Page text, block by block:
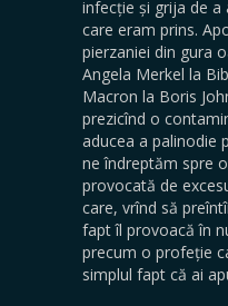
infecție și grija de a
care eram prins.
pierzaniei din gura
Angela Merkel la
Macron la Boris
prezicînd o
aducea a palinodie
ne îndreptăm spre
provocată de
care, vrînd să
fapt îl provoacă în
precum o profeție
simplul fapt că ai